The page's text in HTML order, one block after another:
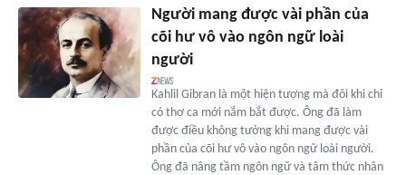
Người mang được vài phần của
cõi hư vô vào ngôn ngữ loài
người
Kahlil Gibran là một hiện tượng mà đôi khi chỉ
có thơ ca mới nắm bắt được. Ông đã làm
được điều không tưởng khi mang được vài
phần của cõi hư vô vào ngôn ngữ loài người.
Ông đã nâng tầm ngôn ngữ và tâm thức nhân